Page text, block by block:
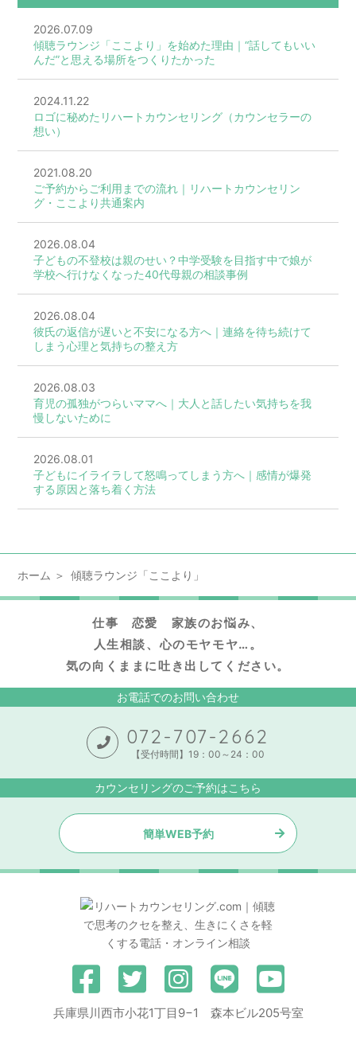
2026.07.09
傾聴ラウンジ「ここより」を始めた理由｜“話してもいい
んだ”と思える場所をつくりたかった
2024.11.22
ロゴに秘めたリハートカウンセリング（カウンセラーの
想い）
2021.08.20
ご予約からご利用までの流れ｜リハートカウンセリン
グ・ここより共通案内
2026.08.04
子どもの不登校は親のせい？中学受験を目指す中で娘が
学校へ行けなくなった40代母親の相談事例
2026.08.04
彼氏の返信が遅いと不安になる方へ｜連絡を待ち続けて
しまう心理と気持ちの整え方
2026.08.03
育児の孤独がつらいママへ｜大人と話したい気持ちを我
慢しないために
2026.08.01
子どもにイライラして怒鳴ってしまう方へ｜感情が爆発
する原因と落ち着く方法
ホーム 傾聴ラウンジ「ここより」
仕事 恋愛 家族のお悩み、
人生相談、心のモヤモヤ…。
気の向くままに吐き出してください。
お電話でのお問い合わせ
072-707-2662
【受付時間】19：00～24：00
カウンセリングのご予約はこちら
簡単WEB予約
兵庫県川西市小花1丁目9−1 森本ビル205号室